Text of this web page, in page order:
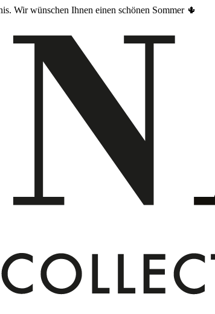
Wir wünschen Ihnen einen schönen Sommer 🌵